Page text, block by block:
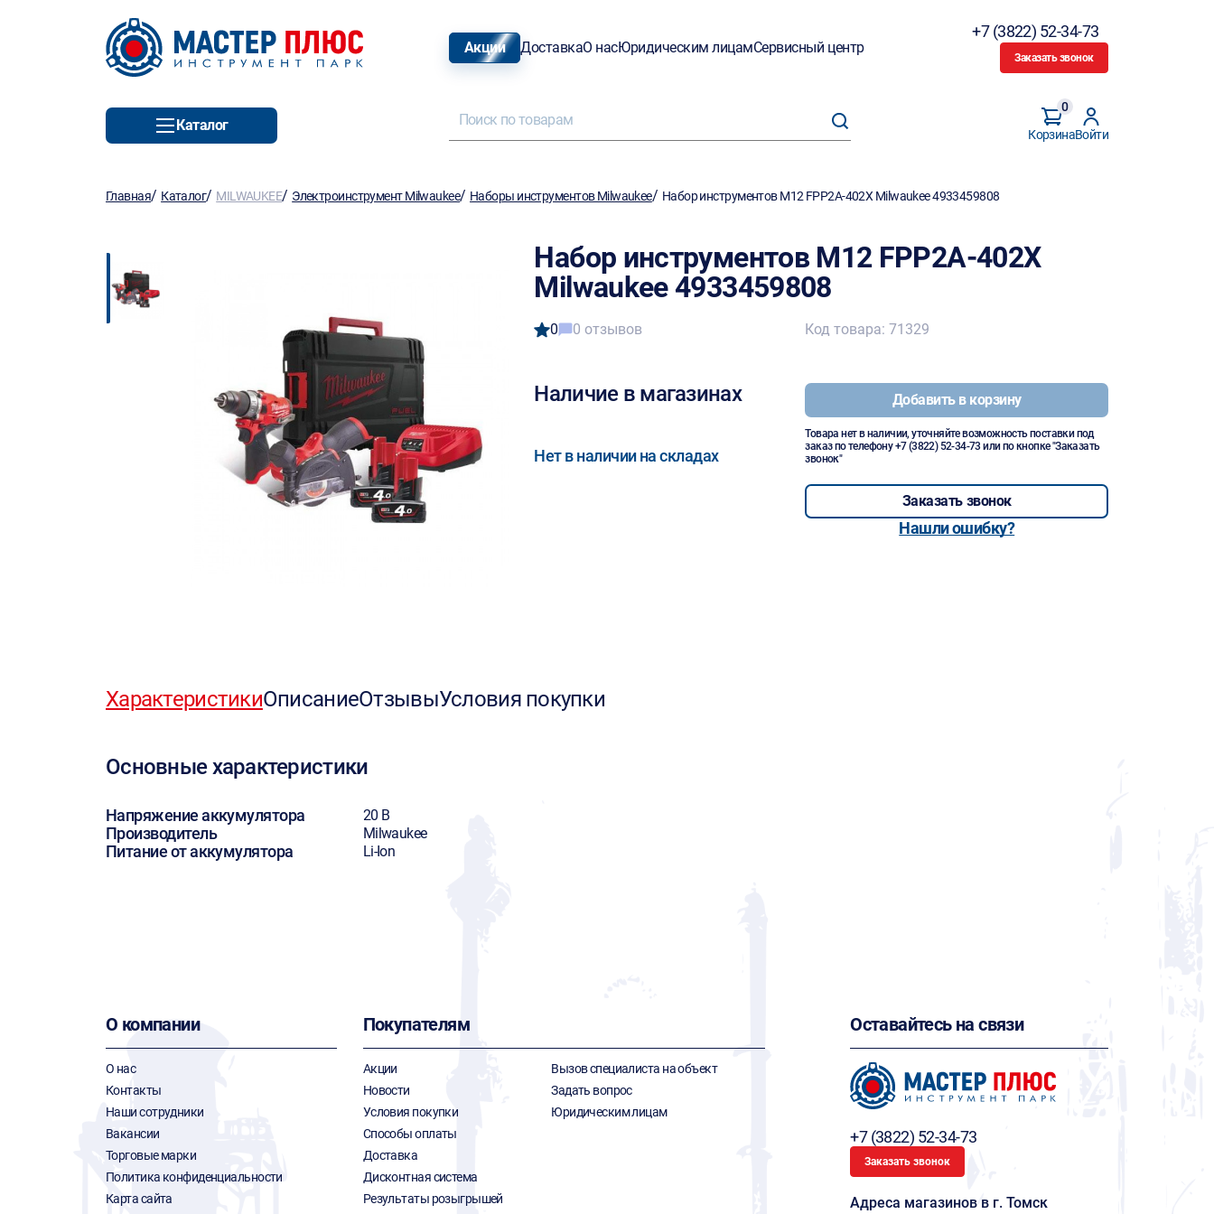
Акции ДоставкаО насЮридическим лицамСервисный центр
+7 (3822) 52-34-73
Заказать звонок
Каталог
Корзина
0
Войти
Главная/ Каталог/ MILWAUKEE/ Электроинструмент Milwaukee/ Наборы инструментов Milwaukee/ Набор инструментов M12 FPP2A-402X Milwaukee 4933459808
Набор инструментов M12 FPP2A-402X
Milwaukee 4933459808
0 0 отзывов
Наличие в магазинах
Нет в наличии на складах
Код товара: 71329
Добавить в корзину
Товара нет в наличии, уточняйте возможность поставки под
заказ по телефону+7 (3822) 52-34-73 или по кнопке "Заказать
звонок"
Заказать звонок
Нашли ошибку?
ХарактеристикиОписаниеОтзывыУсловия покупки
Основные характеристики
Напряжение аккумулятора 20 В
Производитель Milwaukee
Питание от аккумулятора Li-Ion
О компании
О нас
Контакты
Наши сотрудники
Вакансии
Торговые марки
Политика конфиденциальности
Карта сайта
Покупателям
Акции
Новости
Условия покупки
Способы оплаты
Доставка
Дисконтная система
Результаты розыгрышей
Вызов специалиста на объект
Задать вопрос
Юридическим лицам
Оставайтесь на связи
+7 (3822) 52-34-73
Заказать звонок
Адреса магазинов в г. Томск